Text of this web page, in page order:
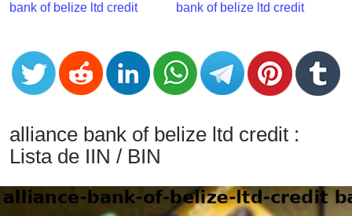
Validator
Credit
Generator
Random
Credit
Card
Generator
bank of belize ltd credit
bank of belize ltd credit
alliance bank of belize ltd credit :
Lista de IIN / BIN